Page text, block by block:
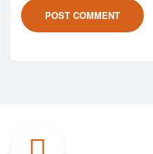
POST COMMENT